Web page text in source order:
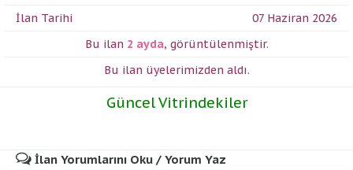
İlan Tarihi
07 Haziran 2026
Bu ilan 2 ayda, görüntülenmiştir.
Bu ilan üyelerimizden aldı.
Güncel Vitrindekiler
İlan Yorumlarını Oku / Yorum Yaz